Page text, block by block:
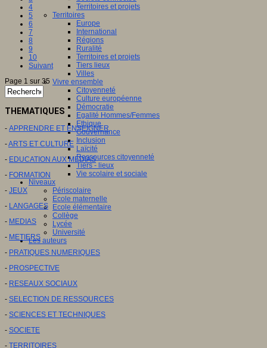
Territoires et projets
Territoires
Europe
International
Régions
Ruralité
Territoires et projets
Tiers lieux
Villes
Vivre ensemble
Citoyenneté
Culture européenne
Démocratie
Egalité Hommes/Femmes
Ethique
Gouvernance
Inclusion
Laïcité
Ressources citoyenneté
Tiers - lieux
Vie scolaire et sociale
Niveaux
Périscolaire
Ecole maternelle
Ecole élémentaire
Collège
Lycée
Université
Les auteurs
4
5
6
7
8
9
10
Suivant
Page 1 sur 35
THEMATIQUES
- APPRENDRE ET ENSEIGNER
-ARTS ET CULTURE
- EDUCATION AUX MEDIAS
- FORMATION
- JEUX
- LANGAGES
- MEDIAS
- METIERS
- PRATIQUES NUMERIQUES
- PROSPECTIVE
- RESEAUX SOCIAUX
- SELECTION DE RESSOURCES
- SCIENCES ET TECHNIQUES
- SOCIETE
- TERRITOIRES